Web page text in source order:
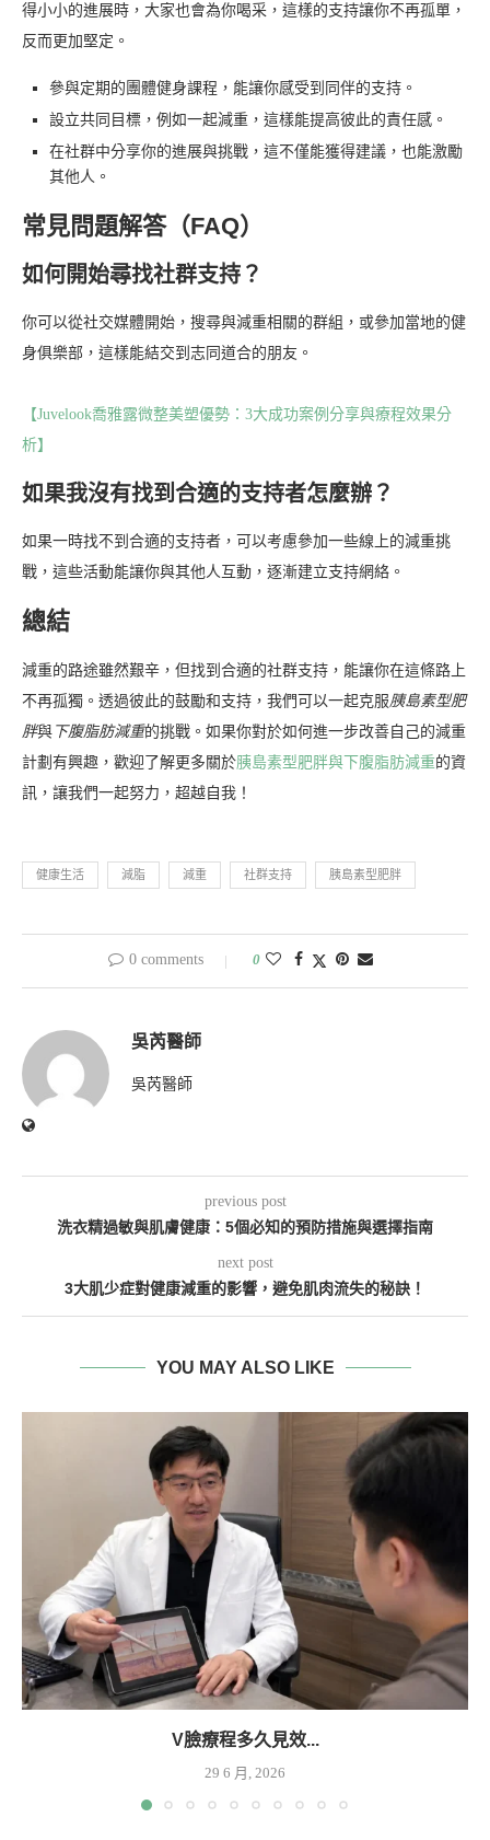
得小小的進展時，大家也會為你喝采，這樣的支持讓你不再孤單，
反而更加堅定。
參與定期的團體健身課程，能讓你感受到同伴的支持。
設立共同目標，例如一起減重，這樣能提高彼此的責任感。
在社群中分享你的進展與挑戰，這不僅能獲得建議，也能激勵
其他人。
常見問題解答（FAQ）
如何開始尋找社群支持？
你可以從社交媒體開始，搜尋與減重相關的群組，或參加當地的健
身俱樂部，這樣能結交到志同道合的朋友。
【Juvelook喬雅露微整美塑優勢：3大成功案例分享與療程效果分
析】
如果我沒有找到合適的支持者怎麼辦？
如果一時找不到合適的支持者，可以考慮參加一些線上的減重挑
戰，這些活動能讓你與其他人互動，逐漸建立支持網絡。
總結
減重的路途雖然艱辛，但找到合適的社群支持，能讓你在這條路上
不再孤獨。透過彼此的鼓勵和支持，我們可以一起克服胰島素型肥
胖與 下腹脂肪減重的挑戰。如果你對於如何進一步改善自己的減重
計劃有興趣，歡迎了解更多關於胰島素型肥胖與下腹脂肪減重的資
訊，讓我們一起努力，超越自我！
健康生活 減脂 減重 社群支持 胰島素型肥胖
0 comments 0
吳芮醫師
吳芮醫師
previous post
洗衣精過敏與肌膚健康：5個必知的預防措施與選擇指南
next post
3大肌少症對健康減重的影響，避免肌肉流失的秘訣！
YOU MAY ALSO LIKE
V臉療程多久見效...
29 6 月, 2026